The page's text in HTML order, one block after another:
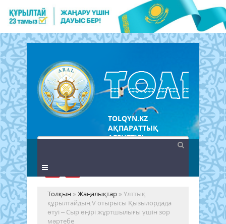
TOLQYN.KZ
АҚПАРАТТЫҚ
АГЕНТТІГІ
Толқын »Жаңалықтар » Ұлттық
құрылтайдың V отырысы Қызылордада
өтуі – Сыр өңірі жұртшылығы үшін зор
мәртебе